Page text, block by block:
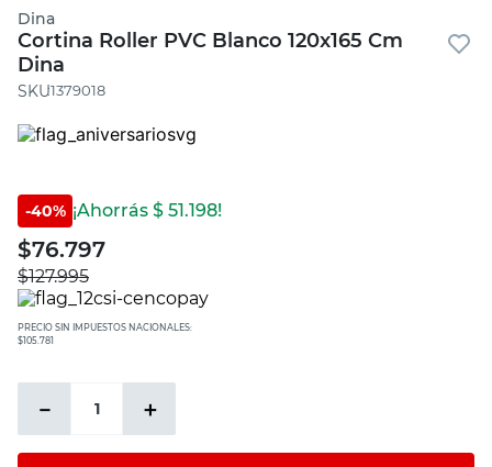
Dina
Cortina Roller PVC Blanco 120x165 Cm
Dina
:1379018
-40% ¡Ahorrás $ 51.198!
$76.797
$127.995
PRECIO SIN IMPUESTOS NACIONALES:
$105.781
＋
－
placard